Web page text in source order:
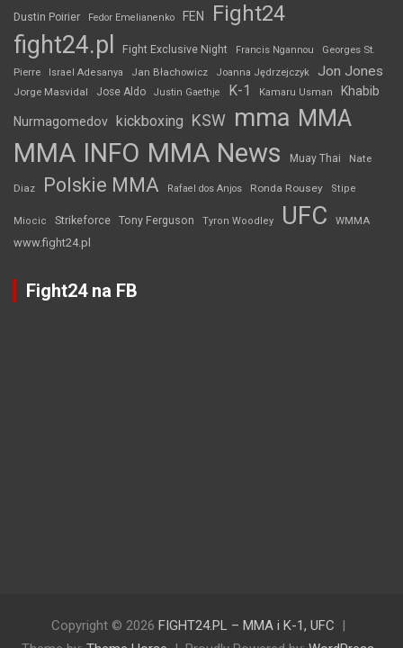
Dustin Poirier Fedor Emelianenko FEN Fight24
fight24.pl Fight Exclusive Night Francis Ngannou
Georges St.
Pierre
Israel Adesanya Jan Błachowicz Joanna Jędrzejczyk Jon Jones
Jorge Masvidal Jose Aldo Justin Gaethje K-1 Kamaru Usman Khabib
Nurmagomedov kickboxing KSW mma MMA
MMA INFO MMA News Muay Thai Nate
Diaz Polskie MMA Rafael dos Anjos Ronda Rousey Stipe
Miocic Strikeforce Tony Ferguson Tyron Woodley UFC WMMA
www.fight24.pl
Fight24 na FB
Copyright © 2026 FIGHT24.PL – MMA i K-1, UFC